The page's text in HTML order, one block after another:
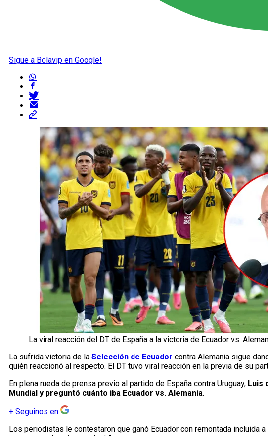
Sigue a Bolavip en Google!
La viral reacción del DT de España a la victoria de Ecuador vs.
La sufrida victoria de la Selección de Ecuador contra Alemania sigue
quién reaccionó al respecto. El DT tuvo viral reacción en la previa de su
En plena rueda de prensa previo al partido de España contra Uruguay, Luis
Mundial y preguntó cuánto iba Ecuador vs. Alemania.
+ Seguinos en
Los periodistas le contestaron que ganó Ecuador con remontada incluida